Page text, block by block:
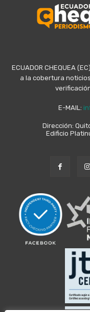
ECUADOR CHEQUEA
a la cobertura
E-MAIL:
Dirección:
Edificio